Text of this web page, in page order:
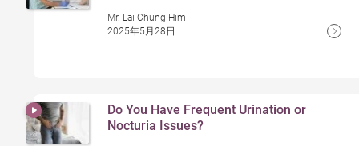
Mr. Lai Chung Him
2025年5月28日
Do You Have Frequent Urination or
Nocturia Issues?